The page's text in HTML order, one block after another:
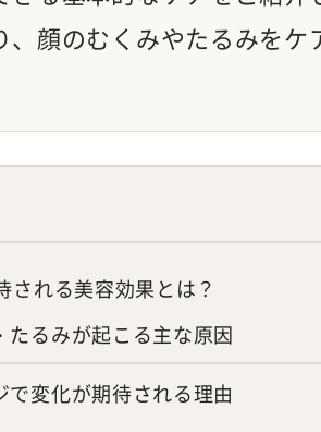
、顔のむくみやたるみをケ
される美容効果とは？
たるみが起こる主な原因
で変化が期待される理由